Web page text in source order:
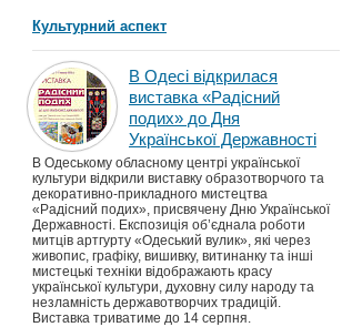
Культурний аспект
В Одесі відкрилася
виставка «Радісний
подих» до Дня
Української Державності
В Одеському обласному центрі української
культури відкрили виставку образотворчого та
декоративно-прикладного мистецтва
«Радісний подих», присвячену Дню Української
Державності. Експозиція об’єднала роботи
митців артгурту «Одеський вулик», які через
живопис, графіку, вишивку, витинанку та інші
мистецькі техніки відображають красу
української культури, духовну силу народу та
незламність державотворчих традицій.
Виставка триватиме до 14 серпня.